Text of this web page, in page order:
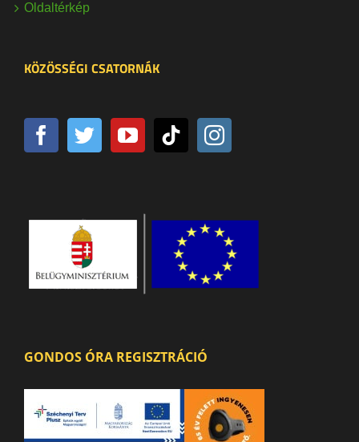
Oldaltérkép
KÖZÖSSÉGI CSATORNÁK
GONDOS ÓRA REGISZTRÁCIÓ